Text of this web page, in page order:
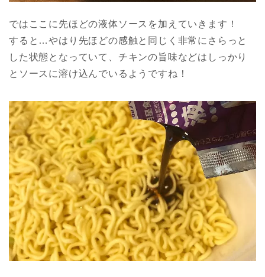
ではここに先ほどの液体ソースを加えていきます！
すると…やはり先ほどの感触と同じく非常にさらっと
した状態となっていて、チキンの旨味などはしっかり
とソースに溶け込んでいるようですね！